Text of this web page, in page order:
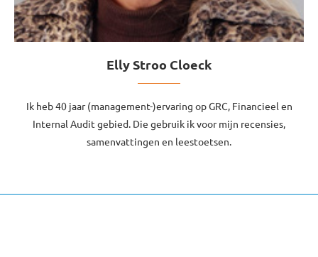
Elly Stroo Cloeck
Ik heb 40 jaar (management-)ervaring op GRC, Financieel en
Internal Audit gebied. Die gebruik ik voor mijn recensies,
samenvattingen en leestoetsen.